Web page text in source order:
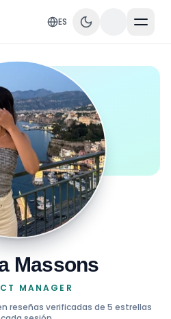
ES
Massons
MANAGER
reseñas verificadas de 5 estrellas